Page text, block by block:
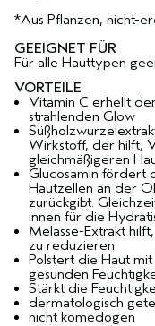
*Aus Pflanzen, nicht-
GEEIGNET FÜR
Für alle Hauttypen
VORTEILE
Vitamin C erhellt
strahlenden Glow
Wirkstoff, der hilft,
gleichmäßigeren
Glucosamin fördert
Hautzellen an der
zurückgibt.
innen für die
Melasse-Extrakt
zu reduzieren
Polstert die Haut
gesunden
Stärkt die
dermatologisch
nicht komedogen